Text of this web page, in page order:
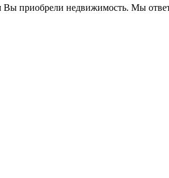
Вы приобрели недвижимость. Мы